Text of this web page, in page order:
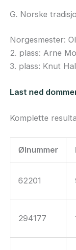
G. Norske
Norgesmester:
2. plass: Arne Mo
3. plass: Knut
Last ned
Komplette
Ølnummer
62201
294177